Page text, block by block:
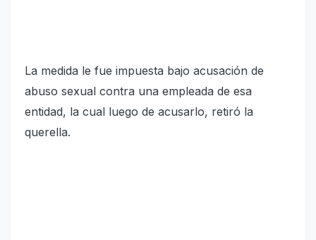
La medida le fue impuesta bajo acusación de
abuso sexual contra una empleada de esa
entidad, la cual luego de acusarlo, retiró la
querella.